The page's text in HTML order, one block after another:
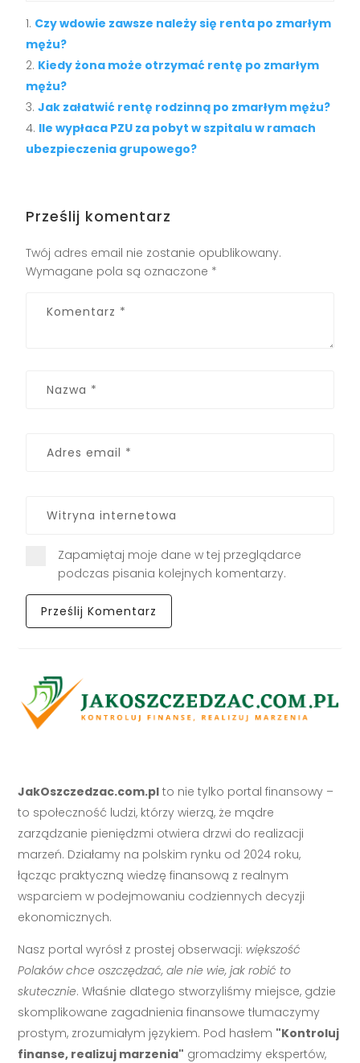
Czy wdowie zawsze należy się renta po zmarłym
mężu?
Kiedy żona może otrzymać rentę po zmarłym
mężu?
Jak załatwić rentę rodzinną po zmarłym mężu?
Ile wypłaca PZU za pobyt w szpitalu w ramach
ubezpieczenia grupowego?
Prześlij komentarz
Twój adres email nie zostanie opublikowany.
Wymagane pola są oznaczone *
Zapamiętaj moje dane w tej przeglądarce
podczas pisania kolejnych komentarzy.
JakOszczedzac.com.pl to nie tylko portal finansowy –
to społeczność ludzi, którzy wierzą, że mądre
zarządzanie pieniędzmi otwiera drzwi do realizacji
marzeń. Działamy na polskim rynku od 2024 roku,
łącząc praktyczną wiedzę finansową z realnym
wsparciem w podejmowaniu codziennych decyzji
ekonomicznych.
Nasz portal wyrósł z prostej obserwacji: większość
Polaków chce oszczędzać, ale nie wie, jak robić to
skutecznie. Właśnie dlatego stworzyliśmy miejsce, gdzie
skomplikowane zagadnienia finansowe tłumaczymy
prostym, zrozumiałym językiem. Pod hasłem "Kontroluj
finanse, realizuj marzenia" gromadzimy ekspertów,